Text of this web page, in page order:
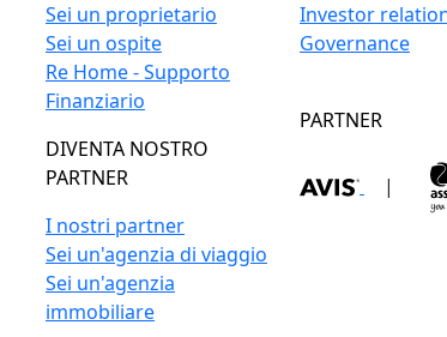
Sei un proprietario
Sei un ospite
Re Home - Supporto
Finanziario
DIVENTA NOSTRO
PARTNER
I nostri partner
Sei un'agenzia di viaggio
Sei un'agenzia
immobiliare
Investor
Governance
PARTNER
|